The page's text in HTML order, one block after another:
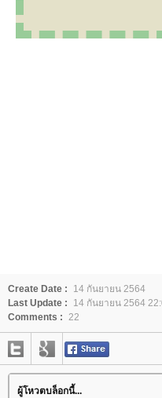
Create Date :
14 กันยายน 2564
Last Update :
14 กันยายน 2564
Comments : 22
ผู้โหวตบล็อกนี้...